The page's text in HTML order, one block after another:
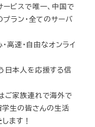
ビスで唯一、中国で
ラン・全てのサーバ
・高速・自由なオンライ
日本人を応援する信
ご家族連れで海外で
生の皆さんの生活
ます！